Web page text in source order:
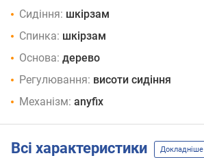
Сидіння: шкірзам
Спинка: шкірзам
Основа: дерево
Регулювання: висоти сидіння
Механізм: anyfix
Всі характеристики Докладніше